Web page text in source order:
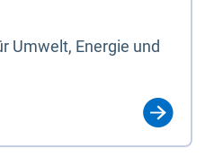
Umwelt, Energie und